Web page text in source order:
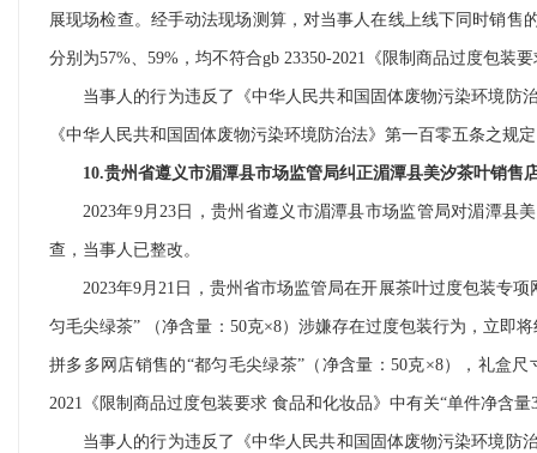
展现场检查。经手动法现场测算，对当事人在线上线下同时销售
分别为57%、59%，均不符合gb 23350-2021《限制商品过度包装
当事人的行为违反了《中华人民共和国固体废物污染环境防
《中华人民共和国固体废物污染环境防治法》第一百零五条之
10.贵州省遵义市湄潭县市场监管局纠正湄潭县美汐茶叶销售
2023年9月23日，贵州省遵义市湄潭县市场监管局对湄潭县
查，当事人已整改。
2023年9月21日，贵州省市场监管局在开展茶叶过度包装专
匀毛尖绿茶” （净含量：50克×8）涉嫌存在过度包装行为，立即
拼多多网店销售的“都匀毛尖绿茶”（净含量：50克×8），礼盒
2021《限制商品过度包装要求 食品和化妆品》中有关“单件净含量
当事人的行为违反了《中华人民共和国固体废物污染环境防